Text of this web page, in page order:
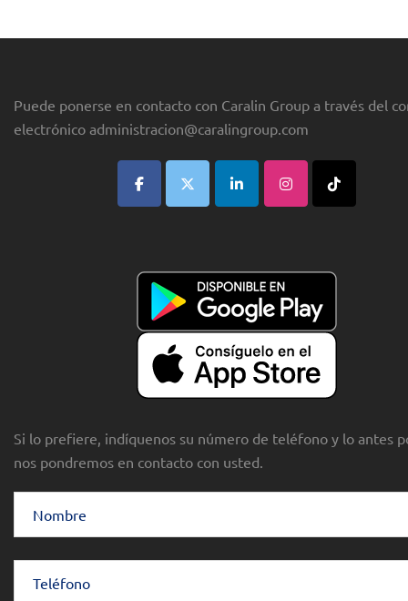
Puede ponerse en contacto con Caralin Group a través del
electrónico administracion@caralingroup.com
Si lo prefiere, indíquenos su número de teléfono y lo antes
nos pondremos en contacto con usted.